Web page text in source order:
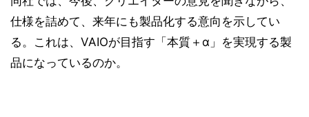
仕様を詰めて、来年にも製品化する意向を示してい
る。これは、VAIOが目指す「本質＋α」を実現する製
品になっているのか。